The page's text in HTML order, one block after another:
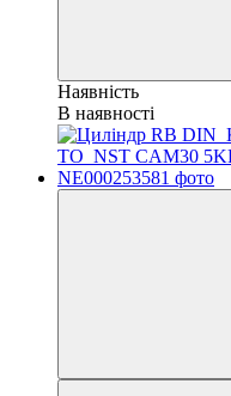
Наявність
В наявності